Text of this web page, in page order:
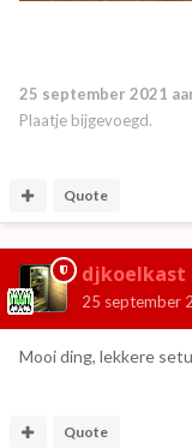
25 september 2021
Plaatje bijgevoegd.
Quote
djkoelkast
25 september
Mooi ding, lekkere
Quote